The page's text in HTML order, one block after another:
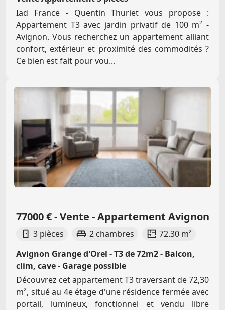
Iad France - Quentin Thuriet vous propose :
Appartement T3 avec jardin privatif de 100 m² -
Avignon. Vous recherchez un appartement alliant
confort, extérieur et proximité des commodités ?
Ce bien est fait pour vou...
77000 € - Vente - Appartement Avignon
3 pièces 2 chambres
72.30 m²
Avignon Grange d'Orel - T3 de 72m2 - Balcon,
clim, cave - Garage possible
Découvrez cet appartement T3 traversant de 72,30
m², situé au 4e étage d'une résidence fermée avec
portail, lumineux, fonctionnel et vendu libre